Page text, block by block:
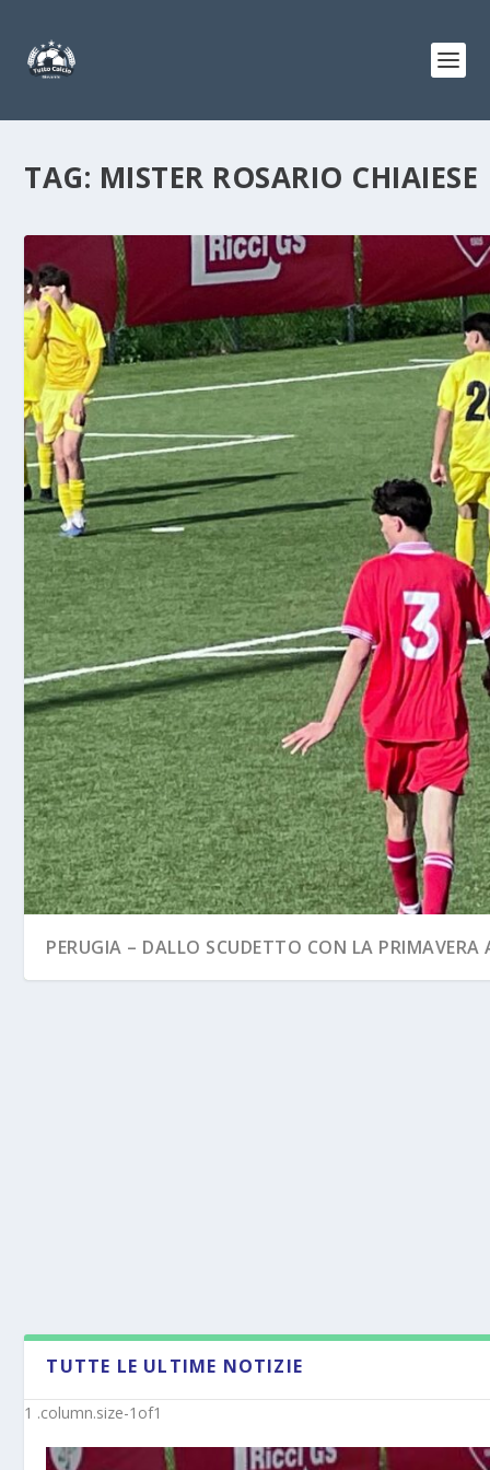
TAG: MISTER ROSARIO CHIAIESE
PERUGIA – DALLO SCUDETTO CON LA PRIMAVERA
TUTTE LE ULTIME NOTIZIE